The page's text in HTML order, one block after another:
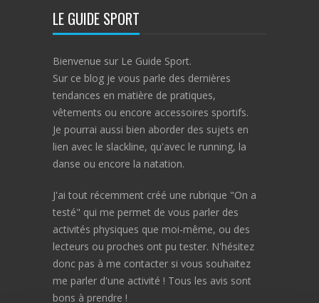
LE GUIDE SPORT
Bienvenue sur Le Guide Sport.
Sur ce blog je vous parle des dernières
tendances en matière de pratiques,
vêtements ou encore accessoires sportifs.
Je pourrai aussi bien aborder des sujets en
lien avec le slackline, qu'avec le running, la
danse ou encore la natation.
J'ai tout récemment créé une rubrique "On a
testé" qui me permet de vous parler des
activités physiques que moi-même, ou des
lecteurs ou proches ont pu tester. N'hésitez
donc pas à me contacter si vous souhaitez
me parler d'une activité ! Tous les avis sont
bons à prendre !